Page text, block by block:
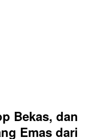
Bekas, dan
Emas dari